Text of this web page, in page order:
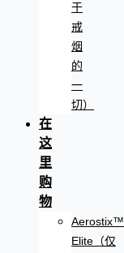
于
戒
烟
的
一
切）
在
这
里
购
物
Aerostix™
Elite（仅